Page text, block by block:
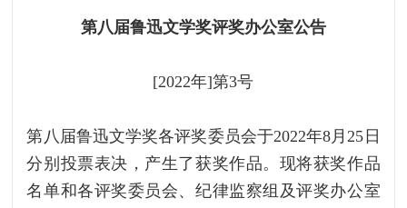
第八届鲁迅文学奖评奖办公室公告
[2022年]第3号
第八届鲁迅文学奖各评奖委员会于2022年8月25日
分别投票表决，产生了获奖作品。现将获奖作品
名单和各评奖委员会、纪律监察组及评奖办公室